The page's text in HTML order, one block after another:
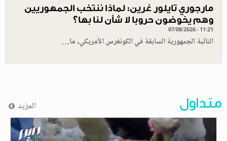
مارجوري تايلور غرين: لماذا ننتخب الجمهوريين
وهم يخوضون حروبا لا شأن لنا بها؟
07/08/2026 - 11:21
النائبة الجمهورية السابقة في الكونغرس الأمريكي، ما…
متداول المزيد